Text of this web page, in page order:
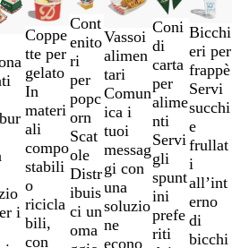
i
Coppe
tte per
gelato
In
materi
ali
compo
stabili
o
ricicla
bili,
con
Cont
enito
ri
per
popc
orn
Scat
ole
Distr
ibuis
ci un
oma
Vassoi
alimen
tari
Comun
ica i
tuoi
messag
gi con
una
soluzio
ne
econo
Coni
di
carta
per
alime
nti
Servi
gli
spunt
ini
prefe
riti
Bicchi
eri per
frappè
Servi
succhi
e
frullat
i
all’int
erno
di
bicchi